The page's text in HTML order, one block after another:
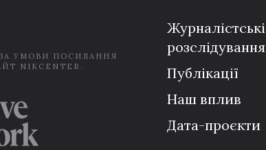
УМОВИ ПОСИЛАННЯ
NIKCENTER.
Журналістські
розслідування
Публікації
Наш вплив
Дата-проєкти